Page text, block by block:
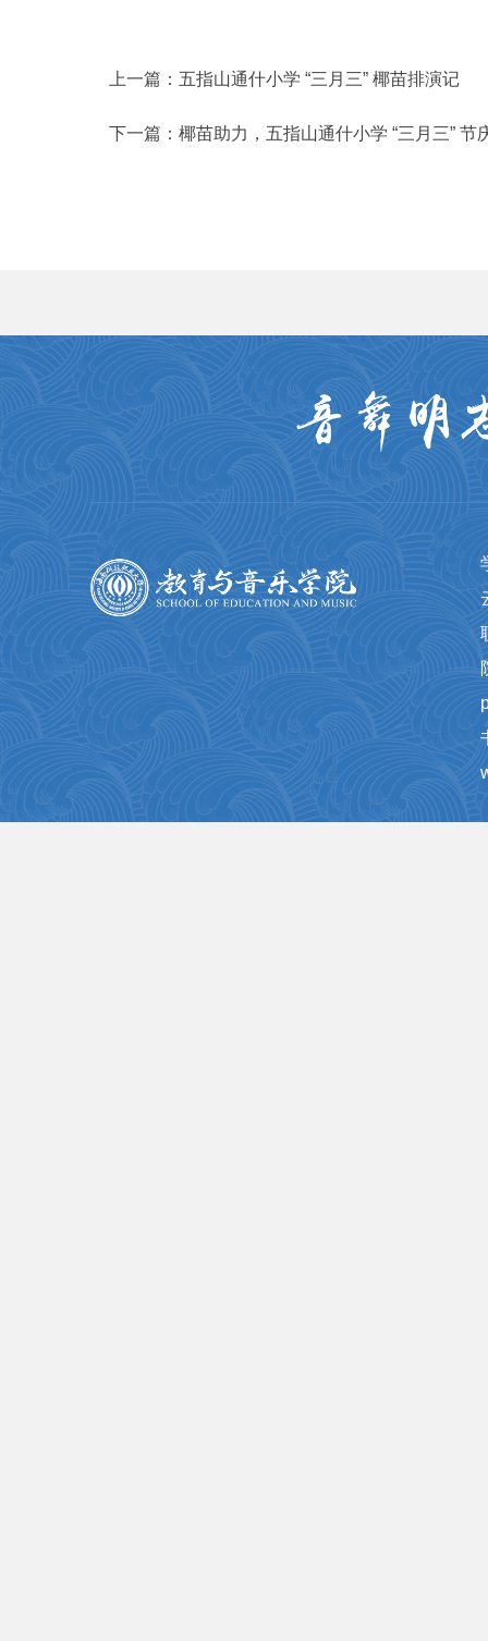
上一篇： 五指山通什小学 “三月三” 椰苗排演记
下一篇： 椰苗助力，五指山通什小学 “三月三” 节